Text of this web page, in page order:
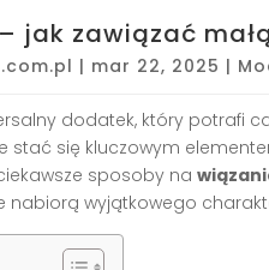
jak zawiązać
| mar 22, 2025 |
dodatek, który potrafi
stać się kluczowym
sposoby na
nabiorą wyjątkowego